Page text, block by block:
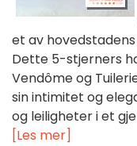
et av
Dette 5-stjerners
Vendôme og
sin intimitet og
og leiligheter i et
[Les mer]